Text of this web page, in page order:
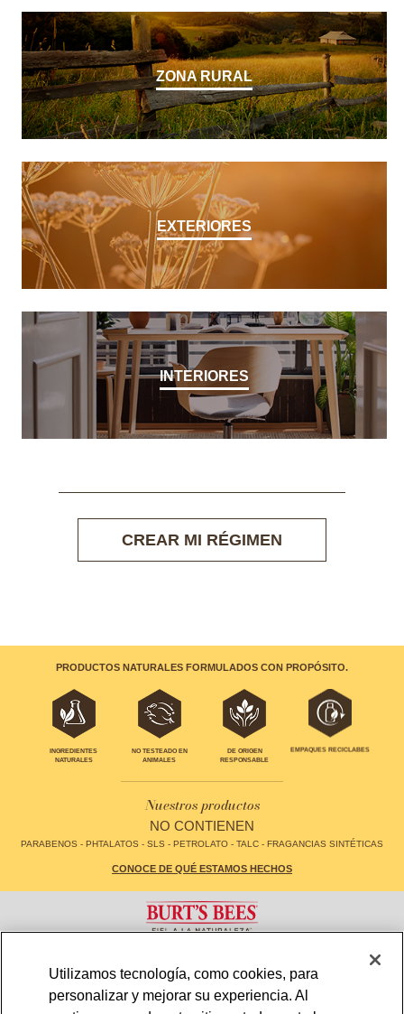
ZONA RURAL
EXTERIORES
INTERIORES
CREAR MI RÉGIMEN
PRODUCTOS NATURALES FORMULADOS CON PROPÓSITO.
INGREDIENTES
NATURALES
NO TESTEADO EN
ANIMALES
DE ORIGEN
RESPONSABLE
EMPAQUES RECICLABES
Nuestros productos
NO CONTIENEN
PARABENOS - PHTALATOS - SLS - PETROLATO - TALC - FRAGANCIAS SINTÉTICAS
CONOCE DE QUÉ ESTAMOS HECHOS
LOCALIZADOR DE TIENDAS
MAPA DE SITIO
POLÍTICA DE PRIVACIDAD
TÉRMINOS Y CONDICIONES DE USO
CONFIGURACIÓN DE COOKIES
Utilizamos tecnología, como cookies, para
personalizar y mejorar su experiencia. Al